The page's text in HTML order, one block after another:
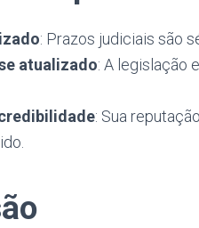
: Prazos judiciais são
atualizado: A legislação
: Sua